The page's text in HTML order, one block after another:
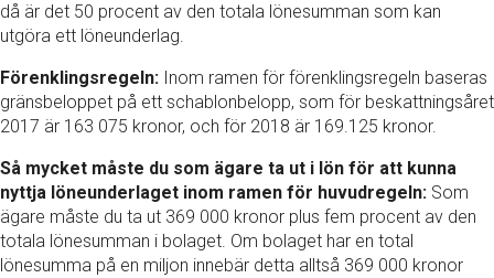
då är det 50 procent av den totala lönesumman som kan
utgöra ett löneunderlag.
Förenklingsregeln: Inom ramen för förenklingsregeln baseras
gränsbeloppet på ett schablonbelopp, som för beskattningsåret
2017 är 163 075 kronor, och för 2018 är 169.125 kronor.
Så mycket måste du som ägare ta ut i lön för att kunna
nyttja löneunderlaget inom ramen för huvudregeln: Som
ägare måste du ta ut 369 000 kronor plus fem procent av den
totala lönesumman i bolaget. Om bolaget har en total
lönesumma på en miljon innebär detta alltså 369 000 kronor